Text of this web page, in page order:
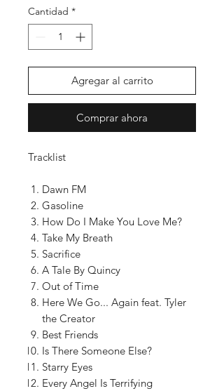
Cantidad *
Agregar al carrito
Comprar ahora
Tracklist
Dawn FM
Gasoline
How Do I Make You Love Me?
Take My Breath
Sacrifice
A Tale By Quincy
Out of Time
Here We Go... Again feat. Tyler
the Creator
Best Friends
Is There Someone Else?
Starry Eyes
Every Angel Is Terrifying